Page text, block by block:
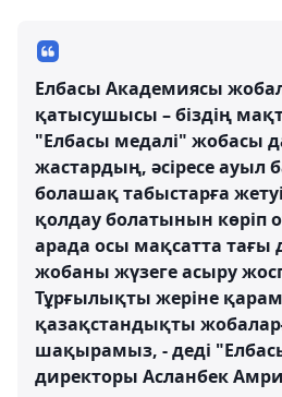
Елбасы Академиясы
қатысушысы – біздің
"Елбасы медалі" жобасы
жастардың, әсіресе ауыл
болашақ табыстарға
қолдау болатынын
арада осы мақсатта тағы
жобаны жүзеге асыру
Тұрғылықты жеріне
қазақстандықты
шақырамыз, - деді
директоры Асланбек